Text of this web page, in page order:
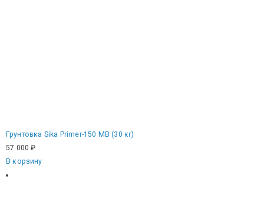
Грунтовка Sika Primer-150 MB (30 кг)
57 000₽
В корзину